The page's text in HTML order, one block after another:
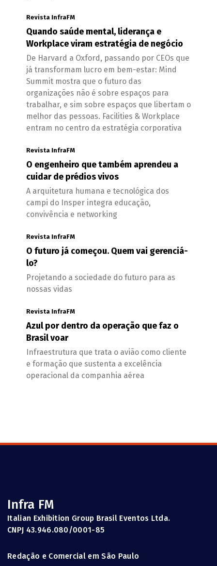
Revista InfraFM
Quando saúde mental, liderança e
Workplace viram estratégia de negócio
De Harvard a Oxford, passando por CEOs que
já transformam lucro em bem-estar: Mind
Summit mostra que o futuro das
organizações não é sobre espaços para
trabalhar, e sim sobre espaços que libertam o
melhor das pessoas. Facilities & Workplace
entram no centro da estratégia corporativa
Revista InfraFM
O engenheiro que também aprendeu a
cuidar de prédios vivos
A arquitetura humana e tecnológica dos
campi do Insper integra educação,
convivência e networking
Revista InfraFM
O futuro já começou. Quem vai gerenciá-
lo?
Projetando a sociedade do futuro para as
nossas vidas
Revista InfraFM
Azul por dentro da operação que faz o
Brasil voar
Infraestrutura que trata o avião como cliente
e formação que sustenta a excelência
operacional da companhia aérea
Infra FM
Italian Exhibition Group Brasil Eventos Ltda.
CNPJ 43.946.080/0001-85
Redação e Comercial em São Paulo